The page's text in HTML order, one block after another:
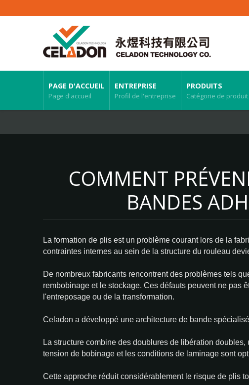
PAGE D'ACCUEIL
Page d'accueil
ENTREPRISE
Profil de l'entreprise
PRODUITS
Catégorie de produit
COMMENT
BANDES
La formation de plis est un problème courant lors de la
contraintes internes au sein de la structure du rouleau
De nombreux fabricants rencontrent des problèmes tels
rembobinage et le stockage. Ces défauts peuvent ne pas
l'entreposage ou de la transformation.
Celadon a développé une architecture de bande
La structure combine des doublures de libération
tension de bobinage et les conditions de laminage sont
Cette approche réduit considérablement le risque de plis